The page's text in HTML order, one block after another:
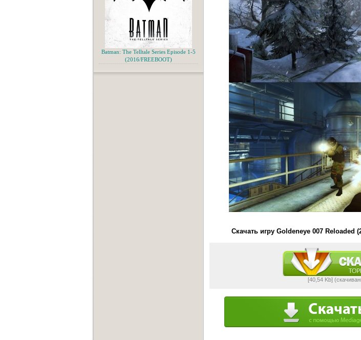
Скачать игру Goldeneye 007 Reloaded
[40,54 Kb]
Batman: The Telltale Series Episode 1-5
(2016/FREEBOOT)